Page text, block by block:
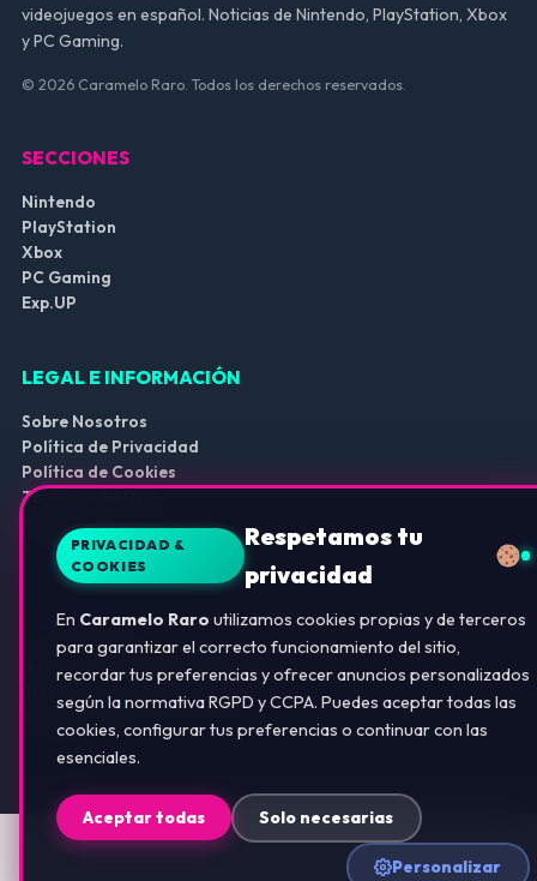
videojuegos en español. Noticias de Nintendo, PlayStation, Xbox
y PC Gaming.
© 2026 Caramelo Raro. Todos los derechos reservados.
SECCIONES
Nintendo
PlayStation
Xbox
PC Gaming
Exp.UP
LEGAL E INFORMACIÓN
Sobre Nosotros
Política de Privacidad
Política de Cookies
Términos de Uso
Aviso de Afiliados
Configurar Cookies
COMUNIDAD
Instagram (@ca.rameloraro)
TikTok (@carameloraro.com)
YouTube
PRIVACIDAD &
COOKIES
Respetamos tu
privacidad
En Caramelo Raro utilizamos cookies propias y de terceros
para garantizar el correcto funcionamiento del sitio,
recordar tus preferencias y ofrecer anuncios personalizados
según la normativa RGPD y CCPA. Puedes aceptar todas las
cookies, configurar tus preferencias o continuar con las
esenciales.
Aceptar todas Solo necesarias
Personalizar